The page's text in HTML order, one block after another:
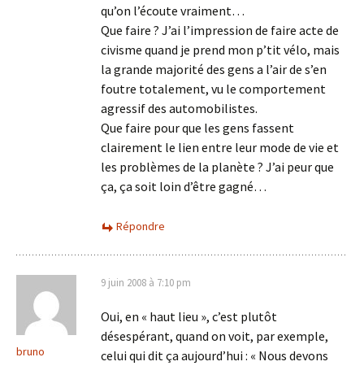
qu’on l’écoute vraiment…
Que faire ? J’ai l’impression de faire acte de
civisme quand je prend mon p’tit vélo, mais
la grande majorité des gens a l’air de s’en
foutre totalement, vu le comportement
agressif des automobilistes.
Que faire pour que les gens fassent
clairement le lien entre leur mode de vie et
les problèmes de la planète ? J’ai peur que
ça, ça soit loin d’être gagné…
Répondre
bruno
9 juin 2008 à 7:10 pm
Oui, en « haut lieu », c’est plutôt
désespérant, quand on voit, par exemple,
celui qui dit ça aujourd’hui : « Nous devons